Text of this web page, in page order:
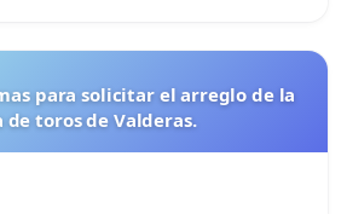
para solicitar el arreglo de la
de toros de Valderas.